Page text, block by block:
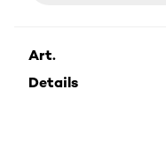
Art.
Details